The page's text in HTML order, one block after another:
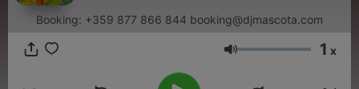
Booking: +359 877 866 844 booking@djmascota.com
Lautstärke 1 x